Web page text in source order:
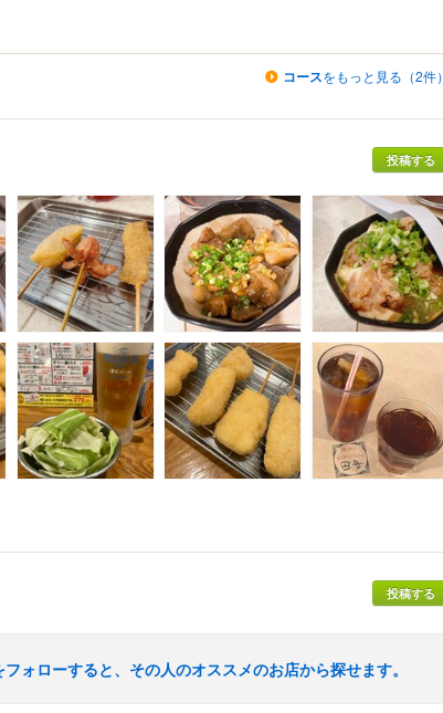
コースをもっと見る（2件）
投稿する
投稿する
ォローすると、その人のオススメのお店から探せます。